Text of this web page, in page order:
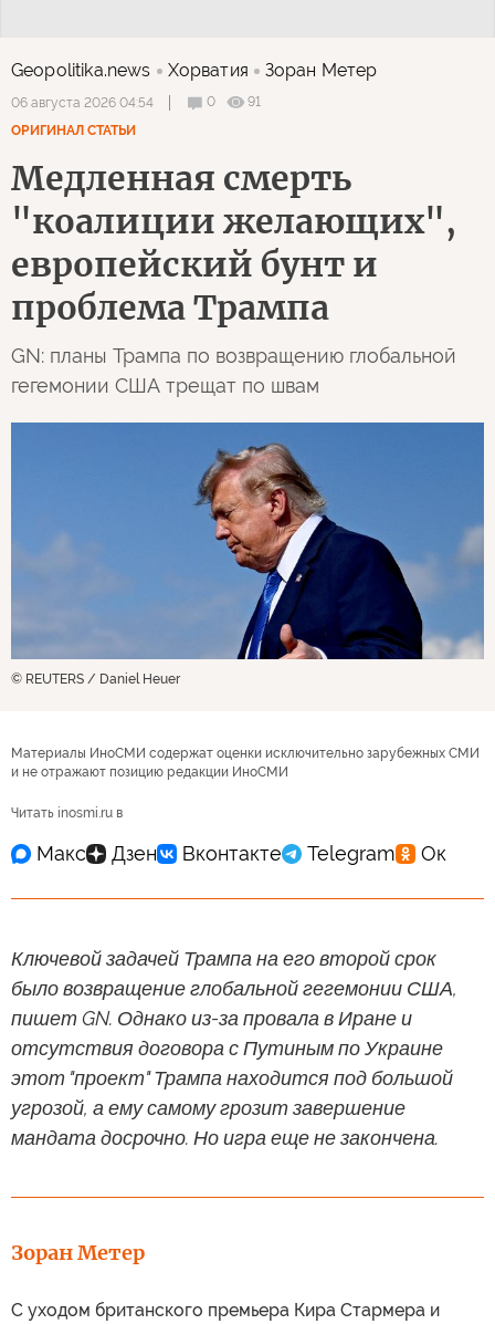
Geopolitika.news Хорватия Зоран Метер
06 августа 2026 04:54 0
91
ОРИГИНАЛ СТАТЬИ
Медленная смерть
"коалиции желающих",
европейский бунт и
проблема Трампа
GN: планы Трампа по возвращению глобальной
гегемонии США трещат по швам
© REUTERS / Daniel Heuer
Материалы ИноСМИ содержат оценки исключительно зарубежных СМИ
и не отражают позицию редакции ИноСМИ
Читать inosmi.ru в
Ключевой задачей Трампа на его второй срок
было возвращение глобальной гегемонии США,
пишет GN. Однако из-за провала в Иране и
отсутствия договора с Путиным по Украине
этот "проект" Трампа находится под большой
угрозой, а ему самому грозит завершение
мандата досрочно. Но игра еще не закончена.
Зоран Метер
С уходом британского премьера Кира Стармера и